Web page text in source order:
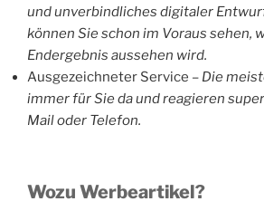
und unverbindliches digitaler
können Sie schon im Voraus sehen,
Endergebnis aussehen wird.
Ausgezeichneter Service – Die
immer für Sie da und reagieren
Mail oder Telefon.
Wozu Werbeartikel?